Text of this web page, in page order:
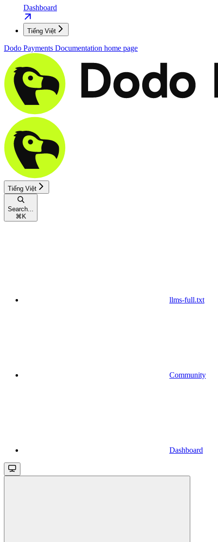
Dashboard
Tiếng Việt
Dodo Payments Documentation home page
Tiếng Việt
Search...
⌘ K
llms-full.txt
Community
Dashboard